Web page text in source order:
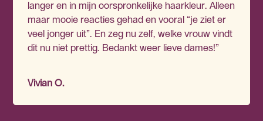
langer en in mijn oorspronkelijke haarkleur. Alleen
maar mooie reacties gehad en vooral “je ziet er
veel jonger uit”. En zeg nu zelf, welke vrouw vindt
dit nu niet prettig. Bedankt weer lieve dames!”
Vivian O.